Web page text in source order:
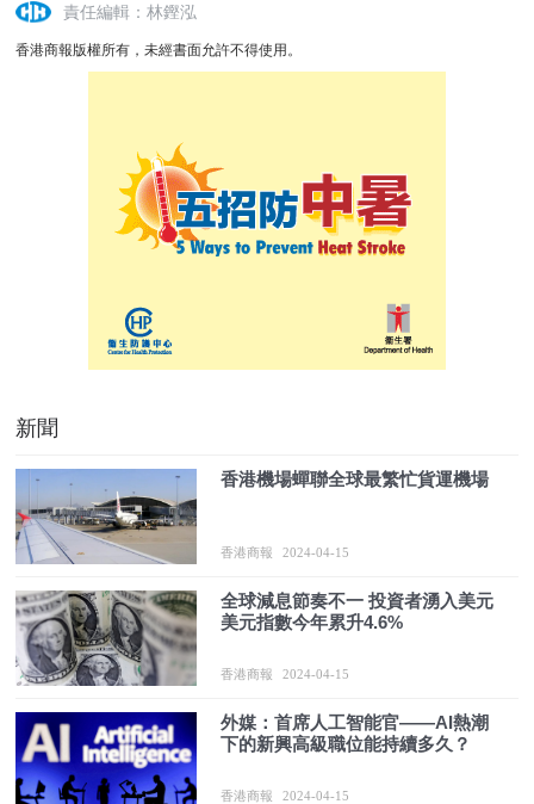
責任編輯：林鏗泓
香港商報版權所有，未經書面允許不得使用。
新聞
香港機場蟬聯全球最繁忙貨運機場
香港商報 2024-04-15
全球減息節奏不一 投資者湧入美元
美元指數今年累升4.6%
香港商報 2024-04-15
外媒：首席人工智能官——AI熱潮
下的新興高級職位能持續多久？
香港商報 2024-04-15